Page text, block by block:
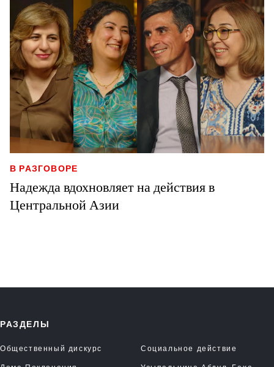
В РАЗГОВОРЕ
Надежда вдохновляет на действия в
Центральной Азии
РАЗДЕЛЫ
Общественный дискурс
Социальное действие